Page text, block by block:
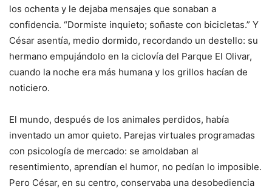
los ochenta y le dejaba mensajes que sonaban a
confidencia. “Dormiste inquieto; soñaste con bicicletas.” Y
César asentía, medio dormido, recordando un destello: su
hermano empujándolo en la ciclovía del Parque El Olivar,
cuando la noche era más humana y los grillos hacían de
noticiero.
El mundo, después de los animales perdidos, había
inventado un amor quieto. Parejas virtuales programadas
con psicología de mercado: se amoldaban al
resentimiento, aprendían el humor, no pedían lo imposible.
Pero César, en su centro, conservaba una desobediencia